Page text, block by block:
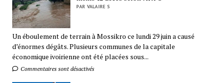
PAR VALAIRE S
Un éboulement de terrain à Mossikro ce lundi 29 juin a causé
d’énormes dégâts. Plusieurs communes de la capitale
économique ivoirienne ont été placées sous...
Commentaires sont désactivés